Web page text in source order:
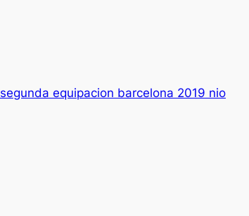
segunda equipacion barcelona 2019 nio